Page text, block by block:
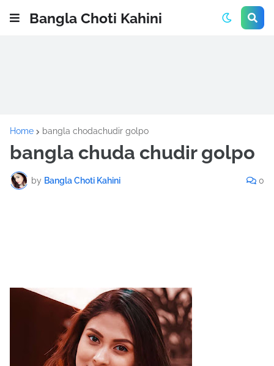
Bangla Choti Kahini
Home bangla chodachudir golpo
bangla chuda chudir golpo
by Bangla Choti Kahini 0